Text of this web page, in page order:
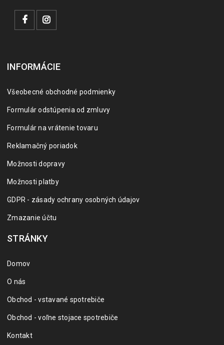
INFORMÁCIE
Všeobecné obchodné podmienky
Formulár odstúpenia od zmluvy
Formulár na vrátenie tovaru
Reklamačný poriadok
Možnosti dopravy
Možnosti platby
GDPR - zásady ochrany osobných údajov
Zmazanie účtu
STRÁNKY
Domov
O nás
Obchod - vstavané spotrebiče
Obchod - voľne stojace spotrebiče
Kontakt